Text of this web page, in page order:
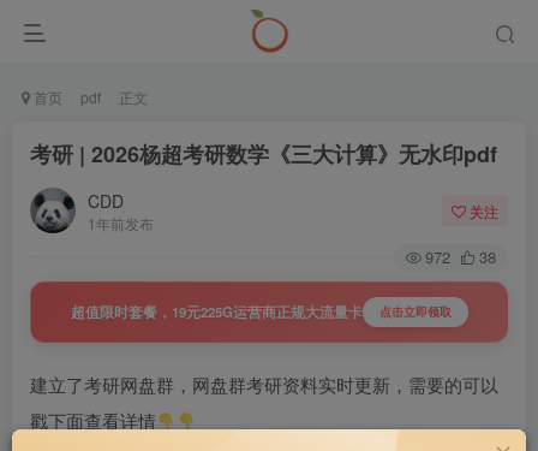
首页 pdf 正文
考研 | 2026杨超考研数学《三大计算》无水印pdf
CDD
1年前发布
关注
972 38
超值限时套餐，19元225G运营商正规大流量卡 点击立即领取
建立了考研网盘群，网盘群考研资料实时更新，需要的可以
戳下面查看详情